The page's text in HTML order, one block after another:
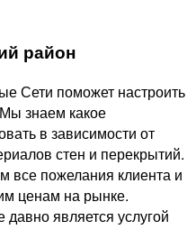
район
Сети поможет настроить
знаем какое
в зависимости от
стен и перекрытий.
все пожелания клиента и
ценам на рынке.
является услугой